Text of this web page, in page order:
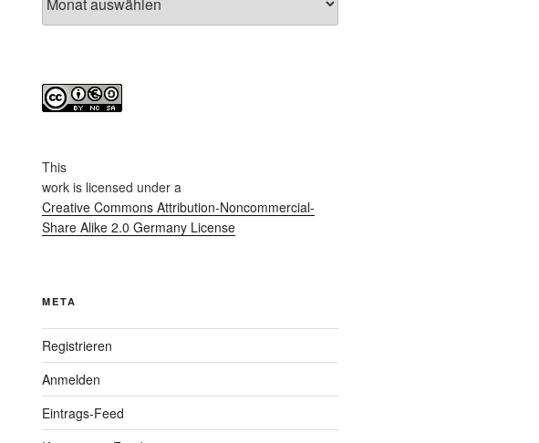
This
workis licensed under a
Creative Commons Attribution-Noncommercial-
Share Alike 2.0 Germany License
META
Registrieren
Anmelden
Eintrags-Feed